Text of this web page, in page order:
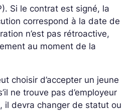
Si le contrat est signé, la
correspond à la date de
n’est pas rétroactive,
au moment de la
choisir d’accepter un jeune
ne trouve pas d’employeur
il devra changer de statut ou